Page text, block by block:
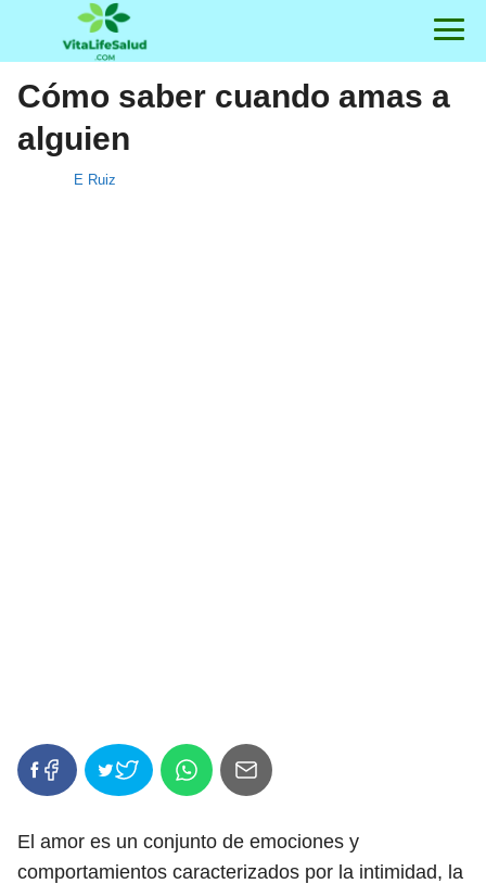
Cómo saber cuando amas a
alguien
E Ruiz
El amor es un conjunto de emociones y
comportamientos caracterizados por la intimidad, la